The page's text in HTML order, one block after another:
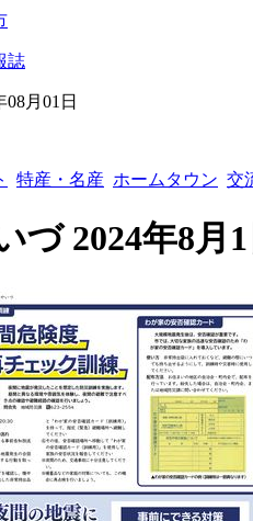
誌
08月01日
特産・名産 ホームタウン 交
づ 2024年8月